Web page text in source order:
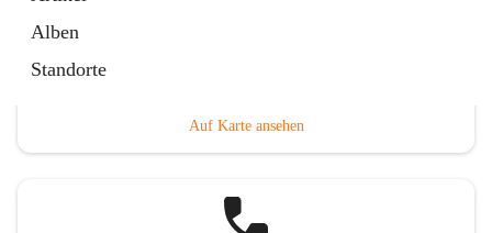
Alben
Standorte
Auf Karte ansehen